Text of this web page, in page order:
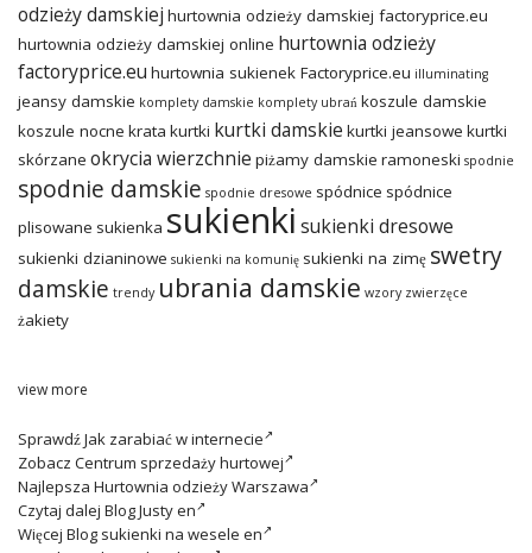
odzieży damskiej hurtownia odzieży damskiej factoryprice.eu
hurtownia odzieży damskiej online hurtownia odzieży
factoryprice.eu hurtownia sukienek Factoryprice.eu illuminating
jeansy damskie komplety damskie komplety ubrań koszule damskie
koszule nocne krata kurtki kurtki damskie kurtki jeansowe kurtki
skórzane okrycia wierzchnie piżamy damskie ramoneski spodnie
spodnie damskie spodnie dresowe spódnice spódnice
plisowane sukienka sukienki sukienki dresowe
sukienki dzianinowe sukienki na komunię sukienki na zimę swetry
damskie trendy ubrania damskie wzory zwierzęce
żakiety
view more
SprawdźJak zarabiać w internecie
Zobacz Centrum sprzedaży hurtowej
Najlepsza Hurtownia odzieży Warszawa
Czytaj dalej Blog Justy en
Więcej Blog sukienki na wesele en